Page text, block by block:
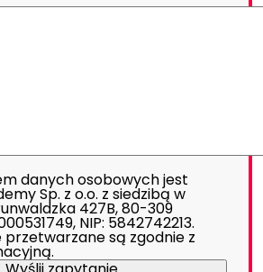
danych osobowych jest
Sp. z o.o. z siedzibą w
427B, 80-309
NIP: 5842742213.
przetwarzane są zgodnie z
.